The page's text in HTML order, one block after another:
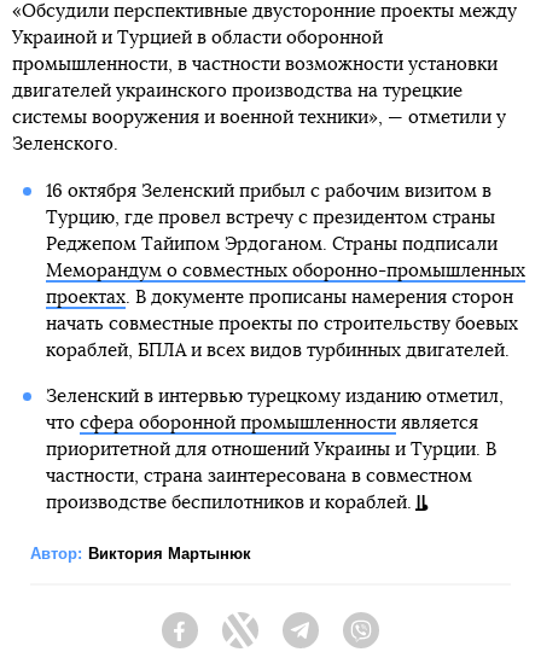
«Обсудили перспективные двусторонние проекты между
Украиной и Турцией в области оборонной
промышленности, в частности возможности установки
двигателей украинского производства на турецкие
системы вооружения и военной техники», — отметили у
Зеленского.
16 октября Зеленский прибыл с рабочим визитом в
Турцию, где провел встречу с президентом страны
Реджепом Тайипом Эрдоганом. Страны подписали
Меморандум о совместных оборонно-промышленных
проектах. В документе прописаны намерения сторон
начать совместные проекты по строительству боевых
кораблей, БПЛА и всех видов турбинных двигателей.
Зеленский в интервью турецкому изданию отметил,
что сфера оборонной промышленностиявляется
приоритетной для отношений Украины и Турции. В
частности, страна заинтересована в совместном
производстве беспилотников и кораблей.
Автор: Виктория Мартынюк
FacebookTwitter Telegram